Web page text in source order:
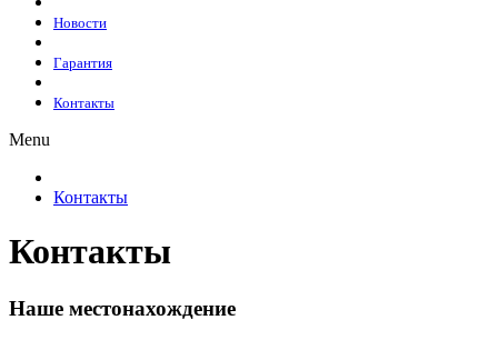
Новости
Гарантия
Контакты
Menu
Контакты
Контакты
Наше местонахождение